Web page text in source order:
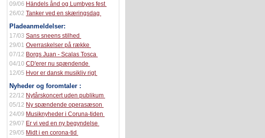
09/06 Händels ånd og Lumbyes fest
26/02 Tanker ved en skæringsdag
Pladeanmeldelser:
17/03 Sans sneens stilhed
29/01 Overraskelser på række
07/12 Borgs Juan - Scalas Tosca
04/10 CD'erer nu spændende
12/05 Hvor er dansk musikliv rigt
Nyheder og foromtaler :
22/12 Nytårskoncert uden publikum
05/12 Ny spændende operasæson
24/09 Musiknyheder i Coruna-tiden
29/07 Er vi ved en ny begyndelse
29/05 Midt i en corona-tid